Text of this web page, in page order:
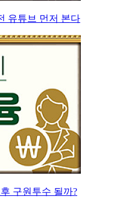
유튜브 먼저 본다
구원투수 될까?